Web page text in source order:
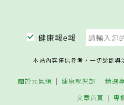
健康報e報
本站內容僅供參考，一切診斷與
關於元氣網 健康聚樂部 精選
文章首頁
專